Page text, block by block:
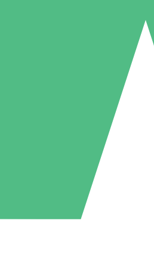
Individuele
per gebruik met downloadtegoeden.
5 Downloaden
US$